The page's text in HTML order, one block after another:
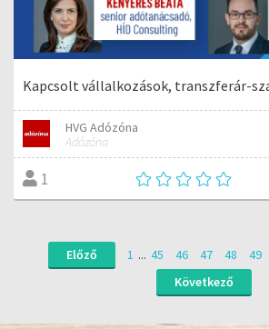
Kapcsolt vállalkozások, transzferár-
HVG Adózóna
Adózóna
1
Előző 1 ... 45 46 47 48 49
Következő